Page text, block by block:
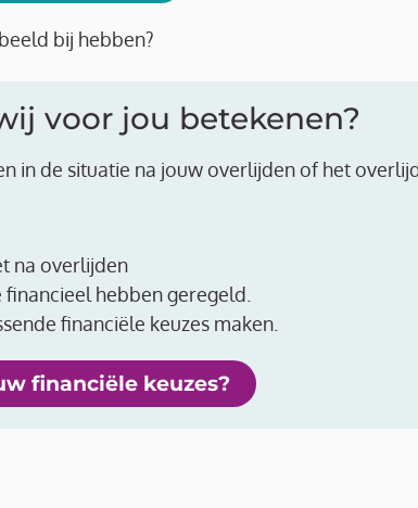
bij hebben?
voor jou betekenen?
in de situatie na jouw overlijden of het
na overlijden
hebben geregeld.
financiële keuzes maken.
financiële keuzes?